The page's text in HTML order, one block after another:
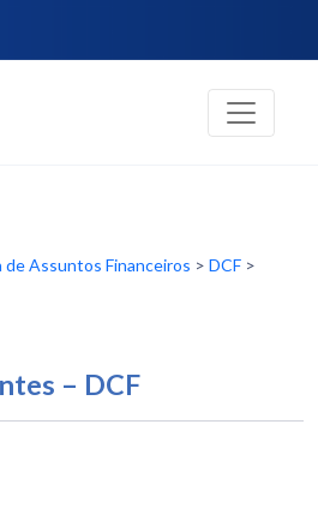
de Assuntos Financeiros > DCF >
– DCF